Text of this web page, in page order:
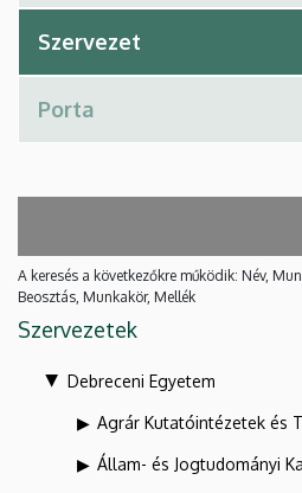
A keresés a következőkre működik: Név,
Beosztás, Munkakör, Mellék
Szervezetek
Debreceni Egyetem
Agrár Kutatóintézetek és
Állam- és Jogtudományi